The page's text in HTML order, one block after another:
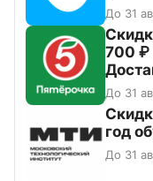
До 31
700 ₽
До 31
год
До 31